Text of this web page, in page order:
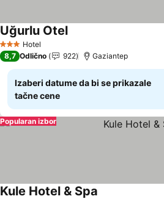
3 Zvezdice
Hotel
Uğurlu OtelPogledaj cene
8,7 Odlično 922 Gaziantep
Izaberi datume da bi se prikazale
tačne cene
Popularan izbor
Kule Hotel & Spa